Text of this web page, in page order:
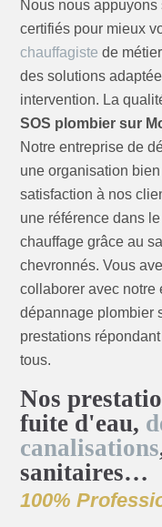
Nous nous
certifiés pour mieux
chauffagiste de
des solutions
intervention. La
SOS plombier sur
Notre entreprise de
une organisation
satisfaction à nos
une référence dans
chauffage grâce au
chevronnés. Vous
collaborer avec notre
dépannage plombier
prestations
tous.
Nos
fuite d'eau,
canalisations
sanitaires…
100%